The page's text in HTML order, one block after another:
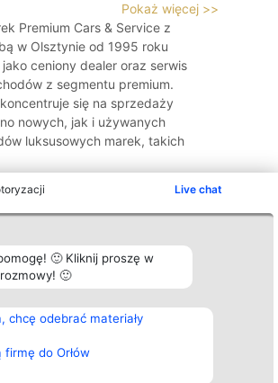
Live chat
🙂 Kliknij proszę w
🙂
chcę odebrać materiały
firmę do Orłów
Pokaż więcej >>
Premium Cars & Service z
w Olsztynie od 1995 roku
jako ceniony dealer oraz serwis
z segmentu premium.
się na sprzedaży
nowych, jak i używanych
luksusowych marek, takich
Plebiscyt
Laureaci
Lista
Laureatów
Zasady
Polityka
Kontakt